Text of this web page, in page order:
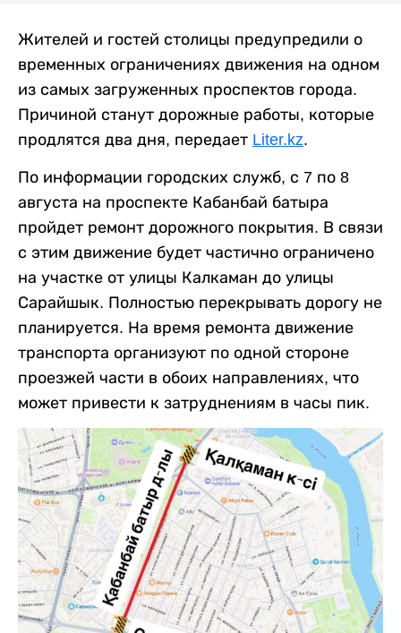
Жителей и гостей столицы предупредили о
временных ограничениях движения на одном
из самых загруженных проспектов города.
Причиной станут дорожные работы, которые
продлятся два дня, передает Liter.kz.
По информации городских служб, с 7 по 8
августа на проспекте Кабанбай батыра
пройдет ремонт дорожного покрытия. В связи
с этим движение будет частично ограничено
на участке от улицы Калкаман до улицы
Сарайшык. Полностью перекрывать дорогу не
планируется. На время ремонта движение
транспорта организуют по одной стороне
проезжей части в обоих направлениях, что
может привести к затруднениям в часы пик.